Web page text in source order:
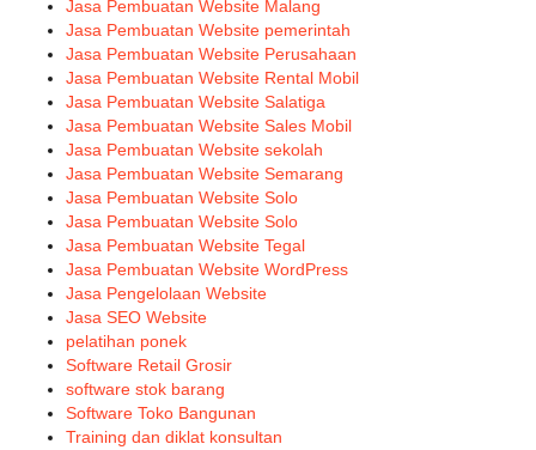
Jasa Pembuatan Website Malang
Jasa Pembuatan Website pemerintah
Jasa Pembuatan Website Perusahaan
Jasa Pembuatan Website Rental Mobil
Jasa Pembuatan Website Salatiga
Jasa Pembuatan Website Sales Mobil
Jasa Pembuatan Website sekolah
Jasa Pembuatan Website Semarang
Jasa Pembuatan Website Solo
Jasa Pembuatan Website Solo
Jasa Pembuatan Website Tegal
Jasa Pembuatan Website WordPress
Jasa Pengelolaan Website
Jasa SEO Website
pelatihan ponek
Software Retail Grosir
software stok barang
Software Toko Bangunan
Training dan diklat konsultan